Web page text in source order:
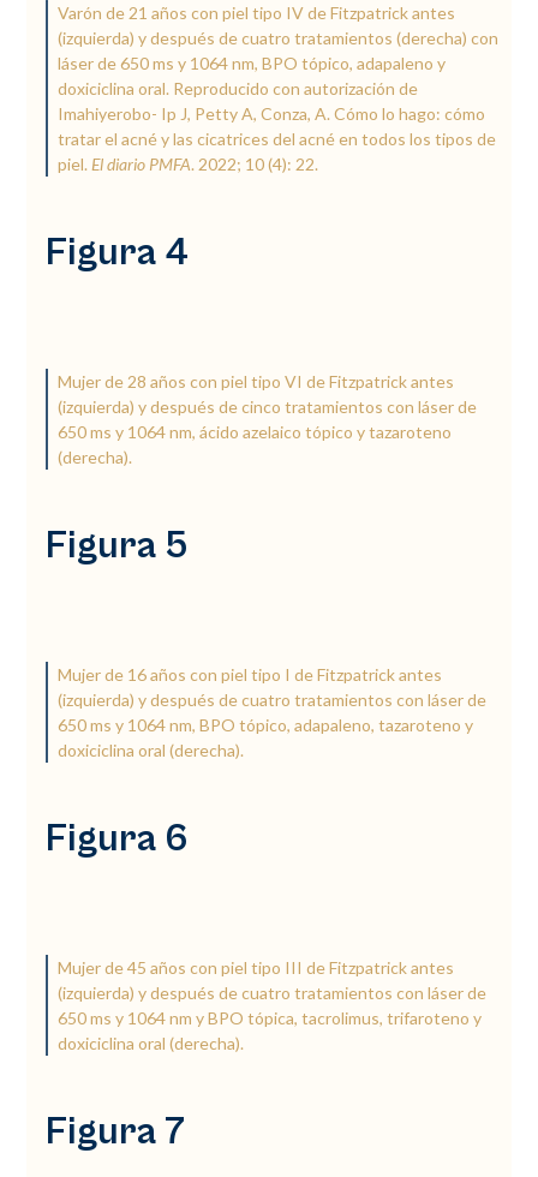
Varón de 21 años con piel tipo IV de Fitzpatrick antes
(izquierda) y después de cuatro tratamientos (derecha) con
láser de 650 ms y 1064 nm, BPO tópico, adapaleno y
doxiciclina oral. Reproducido con autorización de
Imahiyerobo- Ip J, Petty A, Conza, A. Cómo lo hago: cómo
tratar el acné y las cicatrices del acné en todos los tipos de
piel. El diario PMFA. 2022; 10 (4): 22.
Figura 4
Mujer de 28 años con piel tipo VI de Fitzpatrick antes
(izquierda) y después de cinco tratamientos con láser de
650 ms y 1064 nm, ácido azelaico tópico y tazaroteno
(derecha).
Figura 5
Mujer de 16 años con piel tipo I de Fitzpatrick antes
(izquierda) y después de cuatro tratamientos con láser de
650 ms y 1064 nm, BPO tópico, adapaleno, tazaroteno y
doxiciclina oral (derecha).
Figura 6
Mujer de 45 años con piel tipo III de Fitzpatrick antes
(izquierda) y después de cuatro tratamientos con láser de
650 ms y 1064 nm y BPO tópica, tacrolimus, trifaroteno y
doxiciclina oral (derecha).
Figura 7